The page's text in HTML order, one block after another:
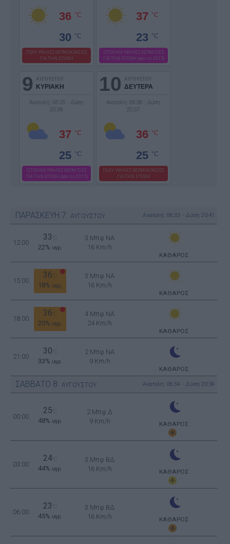
36 °C
30 °C
ΠΟΛΥ ΥΨΗΛΕΣ ΘΕΡΜΟΚΡΑΣΙΕΣ
ΓΙΑ ΤΗΝ ΕΠΟΧΗ
37 °C
23 °C
ΙΣΤΟΡΙΚΑ ΥΨΗΛΕΣ ΘΕΡΜ/ΣΙΕΣ
ΓΙΑ ΤΗΝ ΕΠΟΧΗ (απο το 2015)
9 ΑΥΓΟΥΣΤΟΥ
ΚΥΡΙΑΚΗ
Ανατολή: 06:35 - Δύση:
20:38
37 °C
25 °C
ΙΣΤΟΡΙΚΑ ΥΨΗΛΕΣ ΘΕΡΜ/ΣΙΕΣ
ΓΙΑ ΤΗΝ ΕΠΟΧΗ (απο το 2015)
10 ΑΥΓΟΥΣΤΟΥ
ΔΕΥΤΕΡΑ
Ανατολή: 06:36 - Δύση:
20:37
36 °C
25 °C
ΠΟΛΥ ΥΨΗΛΕΣ ΘΕΡΜΟΚΡΑΣΙΕΣ
ΓΙΑ ΤΗΝ ΕΠΟΧΗ
ΠΑΡΑΣΚΕΥΗ 7 ΑΥΓΟΥΣΤΟΥ Ανατολή: 06:33 - Δύση 20:41
12:00
33
22% υγρ.
3 Μπφ NA
16 Km/h
ΚΑΘΑΡΟΣ
15:00
36
18% υγρ.
3 Μπφ NA
16 Km/h
ΚΑΘΑΡΟΣ
18:00
36
20% υγρ.
4 Μπφ NA
24 Km/h
ΚΑΘΑΡΟΣ
21:00
30
33% υγρ.
2 Μπφ NA
9 Km/h
ΚΑΘΑΡΟΣ
ΣΑΒΒΑΤΟ 8 ΑΥΓΟΥΣΤΟΥ Ανατολή: 06:34 - Δύση 20:39
00:00
25
48% υγρ.
2 Μπφ Δ
9 Km/h
ΚΑΘΑΡΟΣ
03:00
24°C
44% υγρ.
3 Μπφ ΒΔ
16 Km/h
ΚΑΘΑΡΟΣ
06:00
23
45% υγρ.
3 Μπφ ΒΔ
16 Km/h
ΚΑΘΑΡΟΣ